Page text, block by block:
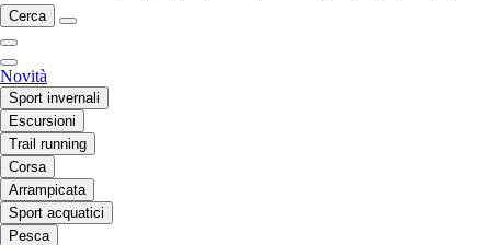
Cerca
Novità
Sport invernali
Escursioni
Trail running
Corsa
Arrampicata
Sport acquatici
Pesca